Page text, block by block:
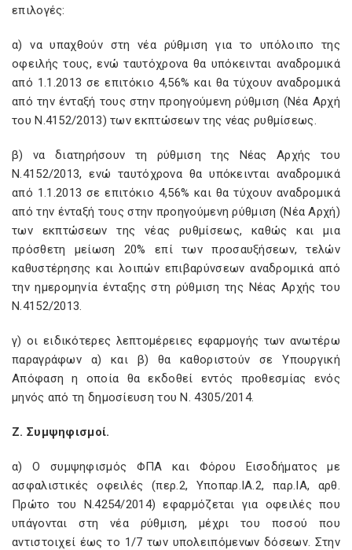
επιλογές:
α) να υπαχθούν στη νέα ρύθμιση για το υπόλοιπο της
οφειλής τους, ενώ ταυτόχρονα θα υπόκεινται αναδρομικά
από 1.1.2013 σε επιτόκιο 4,56% και θα τύχουν αναδρομικά
από την ένταξή τους στην προηγούμενη ρύθμιση (Νέα Αρχή
του Ν.4152/2013) των εκπτώσεων της νέας ρυθμίσεως.
β) να διατηρήσουν τη ρύθμιση της Νέας Αρχής του
Ν.4152/2013, ενώ ταυτόχρονα θα υπόκεινται αναδρομικά
από 1.1.2013 σε επιτόκιο 4,56% και θα τύχουν αναδρομικά
από την ένταξή τους στην προηγούμενη ρύθμιση (Νέα Αρχή)
των εκπτώσεων της νέας ρυθμίσεως, καθώς και μια
πρόσθετη μείωση 20% επί των προσαυξήσεων, τελών
καθυστέρησης και λοιπών επιβαρύνσεων αναδρομικά από
την ημερομηνία ένταξης στη ρύθμιση της Νέας Αρχής του
Ν.4152/2013.
γ) οι ειδικότερες λεπτομέρειες εφαρμογής των ανωτέρω
παραγράφων α) και β) θα καθοριστούν σε Υπουργική
Απόφαση η οποία θα εκδοθεί εντός προθεσμίας ενός
μηνός από τη δημοσίευση του Ν. 4305/2014.
Ζ. Συμψηφισμοί.
α) Ο συμψηφισμός ΦΠΑ και Φόρου Εισοδήματος με
ασφαλιστικές οφειλές (περ.2, Υποπαρ.ΙΑ.2, παρ.ΙΑ, αρθ.
Πρώτο του Ν.4254/2014) εφαρμόζεται για οφειλές που
υπάγονται στη νέα ρύθμιση, μέχρι του ποσού που
αντιστοιχεί έως το 1/7 των υπολειπόμενων δόσεων. Στην